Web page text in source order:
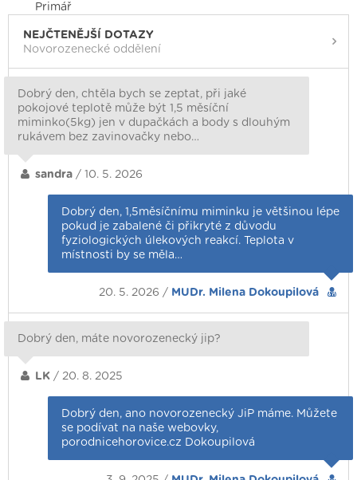
Primář
NEJČTENĚJŠÍ DOTAZY
Novorozenecké oddělení
Dobrý den, chtěla bych se zeptat, při jaké
pokojové teplotě může být 1,5 měsíční
miminko(5kg) jen v dupačkách a body s dlouhým
rukávem bez zavinovačky nebo…
sandra / 10. 5. 2026
Dobrý den, 1,5měsíčnímu miminku je většinou lépe
pokud je zabalené či přikryté z důvodu
fyziologických úlekových reakcí. Teplota v
místnosti by se měla…
20. 5. 2026 / MUDr. Milena Dokoupilová
Dobrý den, máte novorozenecký jip?
LK / 20. 8. 2025
Dobrý den, ano novorozenecký JiP máme. Můžete
se podívat na naše webovky,
porodnicehorovice.cz Dokoupilová